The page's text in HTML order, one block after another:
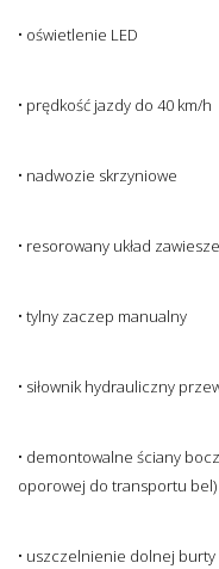
• oświetlenie LED
• prędkość jazdy do 40 km/h
• nadwozie skrzyniowe
• resorowany układ
• tylny zaczep manualny
• siłownik hydrauliczny
• demontowalne ściany
oporowej do transportu bel)
• uszczelnienie dolnej burty